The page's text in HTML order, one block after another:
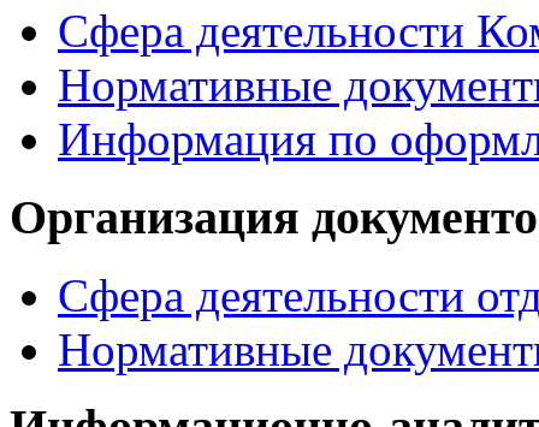
Сфера деятельности
Нормативные
Информация по
Организация
Сфера деятельности
Нормативные